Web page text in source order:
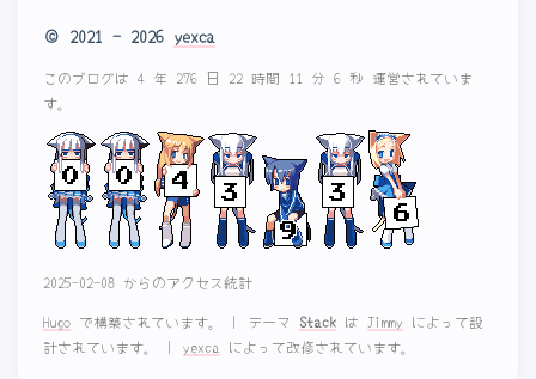
© 2021 - 2026 yexca
このブログは 4 年 276 日 22 時間 11 分 7 秒 運営されていま
す。
2025-02-08 からのアクセス統計
Hugo で構築されています。 | テーマ Stack は Jimmy によって設
計されています。
| yexca によって改修されています。